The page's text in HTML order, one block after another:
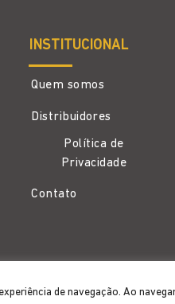
de navegação. Ao
INSTITUCIONAL
Quem somos
Distribuidores
Política de
Privacidade
Contato